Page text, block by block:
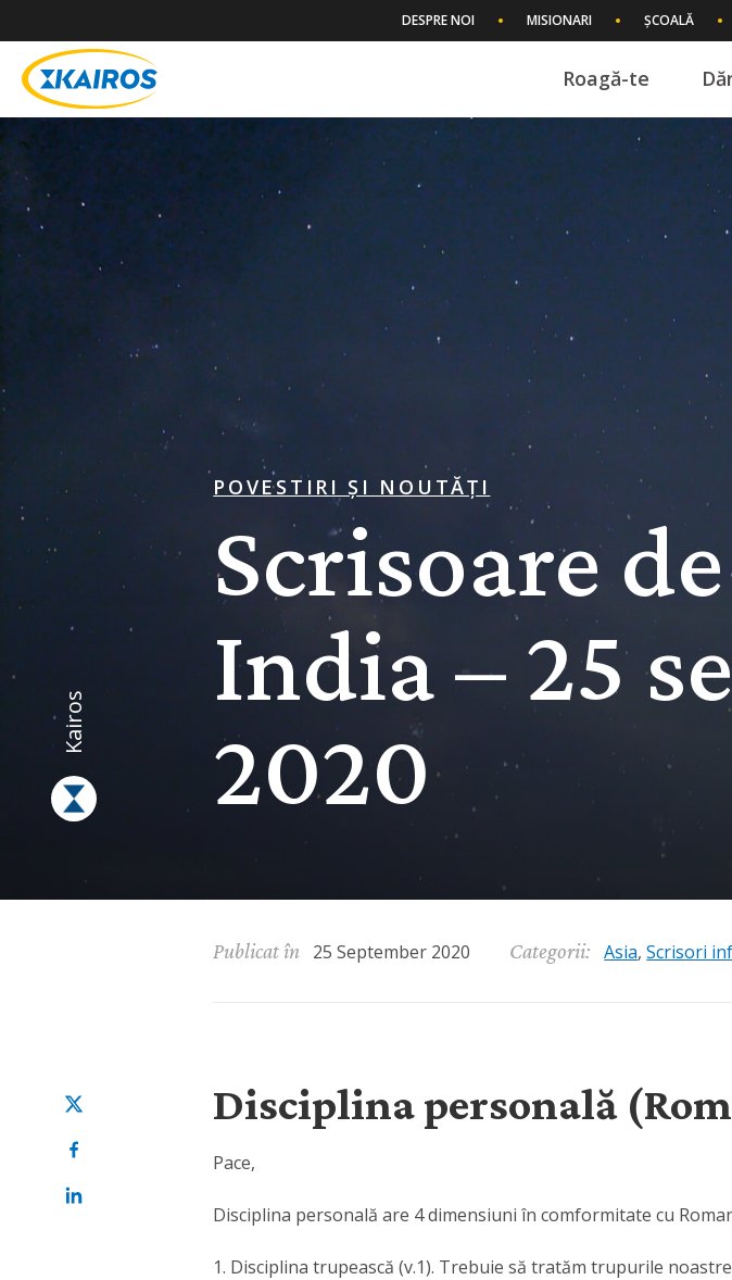
DESPRE NOI MISIONARI ȘCOALĂ
Roagă-te
Kairos
POVESTIRI ȘI NOUTĂȚI
Scrisoare
India – 25
2020
Publicat în 25 September 2020 Categorii: Asia,Scrisori
Disciplina personală
Pace,
Disciplina personală are 4 dimensiuni în comformitate cu
1. Disciplina trupească (v.1). Trebuie să tratăm trupurile